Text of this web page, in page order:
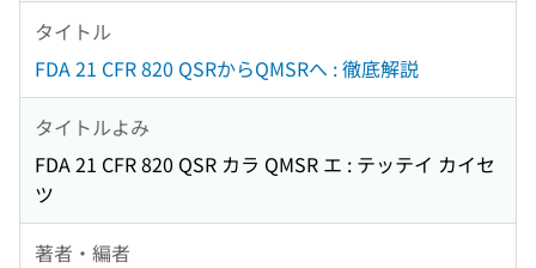
タイトル
FDA 21 CFR 820 QSRからQMSRへ : 徹底解説
タイトルよみ
FDA 21 CFR 820 QSR カラ QMSR エ : テッテイ カイセ
ツ
著者・編者